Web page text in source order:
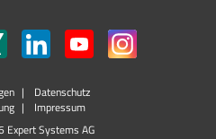
Datenschutz
Impressum
Systems AG